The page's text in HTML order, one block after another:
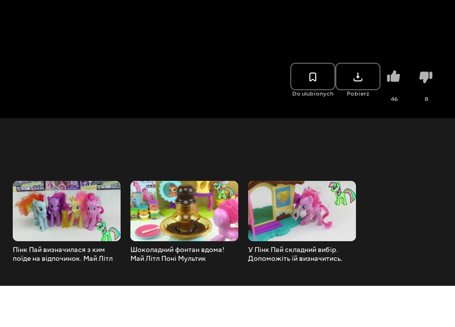
Do ulubionych Pobierz
46 8
Пінк Пай визначилася з ким
поїде на відпочинок. Май Літл
Шоколадний фонтан вдома!
Май Літл Поні Мультик
У Пінк Пай складний вибір.
Допоможіть їй визначитись.